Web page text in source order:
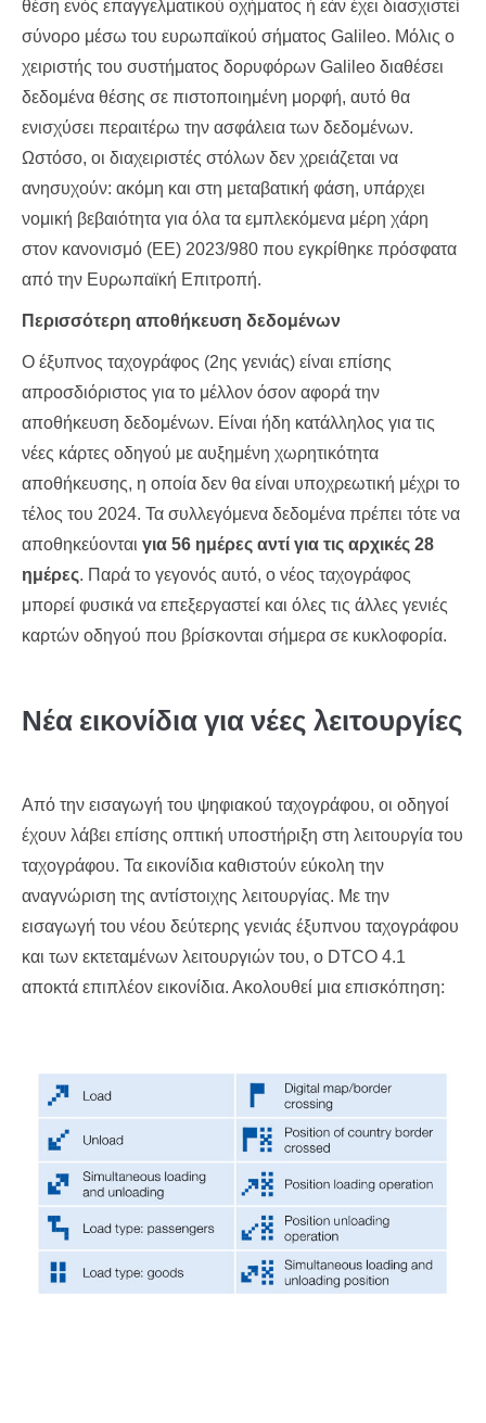
θέση ενός επαγγελματικού οχήματος ή εάν έχει διασχιστεί
σύνορο μέσω του ευρωπαϊκού σήματος Galileo. Μόλις ο
χειριστής του συστήματος δορυφόρων Galileo διαθέσει
δεδομένα θέσης σε πιστοποιημένη μορφή, αυτό θα
ενισχύσει περαιτέρω την ασφάλεια των δεδομένων.
Ωστόσο, οι διαχειριστές στόλων δεν χρειάζεται να
ανησυχούν: ακόμη και στη μεταβατική φάση, υπάρχει
νομική βεβαιότητα για όλα τα εμπλεκόμενα μέρη χάρη
στον κανονισμό (ΕΕ) 2023/980 που εγκρίθηκε πρόσφατα
από την Ευρωπαϊκή Επιτροπή.
Περισσότερη αποθήκευση δεδομένων
Ο έξυπνος ταχογράφος (2ης γενιάς) είναι επίσης
απροσδιόριστος για το μέλλον όσον αφορά την
αποθήκευση δεδομένων. Είναι ήδη κατάλληλος για τις
νέες κάρτες οδηγού με αυξημένη χωρητικότητα
αποθήκευσης, η οποία δεν θα είναι υποχρεωτική μέχρι το
τέλος του 2024. Τα συλλεγόμενα δεδομένα πρέπει τότε να
αποθηκεύονται για 56 ημέρες αντί για τις αρχικές 28
ημέρες. Παρά το γεγονός αυτό, ο νέος ταχογράφος
μπορεί φυσικά να επεξεργαστεί και όλες τις άλλες γενιές
καρτών οδηγού που βρίσκονται σήμερα σε κυκλοφορία.
Νέα εικονίδια για νέες λειτουργίες
Από την εισαγωγή του ψηφιακού ταχογράφου, οι οδηγοί
έχουν λάβει επίσης οπτική υποστήριξη στη λειτουργία του
ταχογράφου. Τα εικονίδια καθιστούν εύκολη την
αναγνώριση της αντίστοιχης λειτουργίας. Με την
εισαγωγή του νέου δεύτερης γενιάς έξυπνου ταχογράφου
και των εκτεταμένων λειτουργιών του, ο DTCO 4.1
αποκτά επιπλέον εικονίδια. Ακολουθεί μια επισκόπηση: